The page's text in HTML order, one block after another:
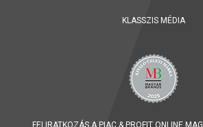
KLASSZIS MÉDIA